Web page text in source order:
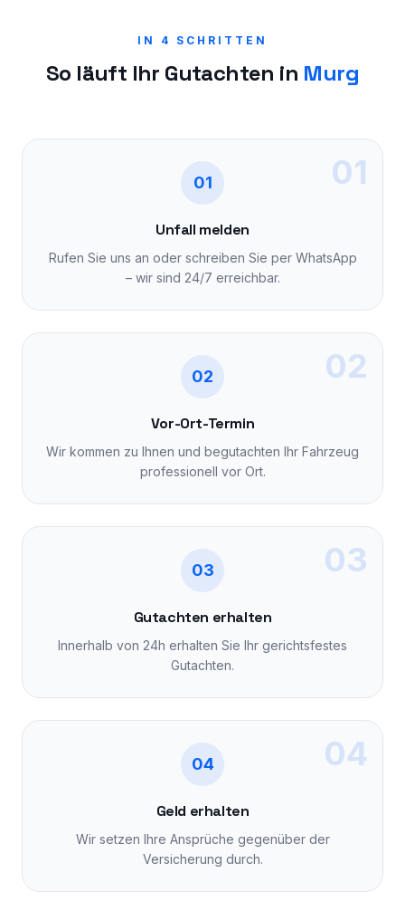
IN 4 SCHRITTEN
So läuft Ihr Gutachten in Murg
01
01
Unfall melden
Rufen Sie uns an oder schreiben Sie per WhatsApp
– wir sind 24/7 erreichbar.
02
02
Vor-Ort-Termin
Wir kommen zu Ihnen und begutachten Ihr Fahrzeug
professionell vor Ort.
03
03
Gutachten erhalten
Innerhalb von 24h erhalten Sie Ihr gerichtsfestes
Gutachten.
04
04
Geld erhalten
Wir setzen Ihre Ansprüche gegenüber der
Versicherung durch.